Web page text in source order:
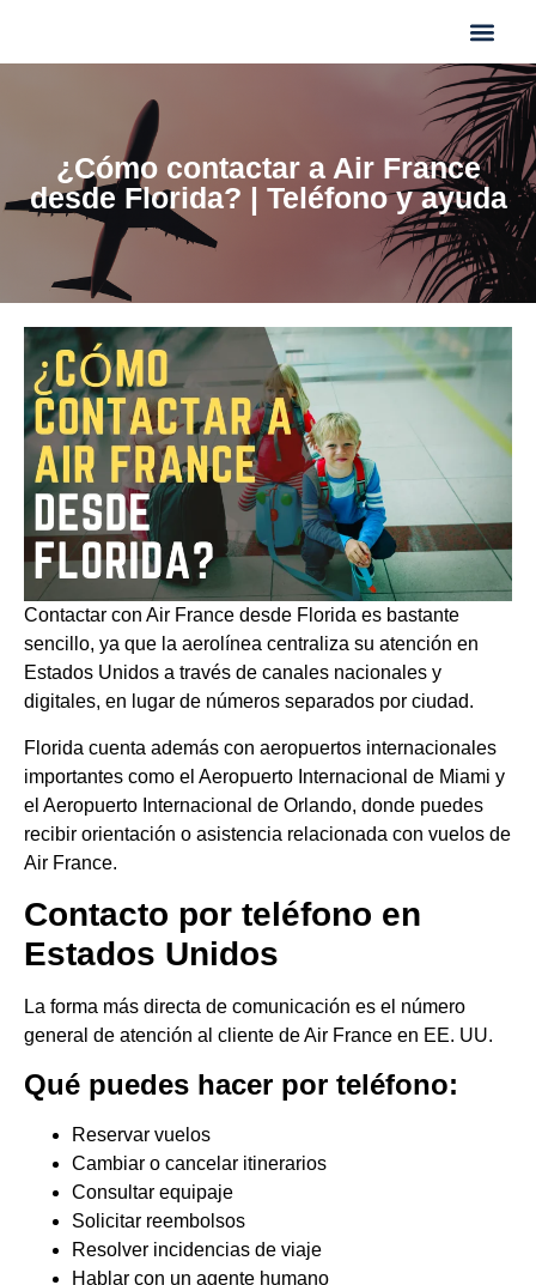
¿Cómo contactar a Air France
desde Florida? | Teléfono y ayuda
Contactar con Air France desde Florida es bastante
sencillo, ya que la aerolínea centraliza su atención en
Estados Unidos a través de canales nacionales y
digitales, en lugar de números separados por ciudad.
Florida cuenta además con aeropuertos internacionales
importantes como el Aeropuerto Internacional de Miami y
el Aeropuerto Internacional de Orlando, donde puedes
recibir orientación o asistencia relacionada con vuelos de
Air France.
Contacto por teléfono en
Estados Unidos
La forma más directa de comunicación es el número
general de atención al cliente de Air France en EE. UU.
Qué puedes hacer por teléfono:
Reservar vuelos
Cambiar o cancelar itinerarios
Consultar equipaje
Solicitar reembolsos
Resolver incidencias de viaje
Hablar con un agente humano